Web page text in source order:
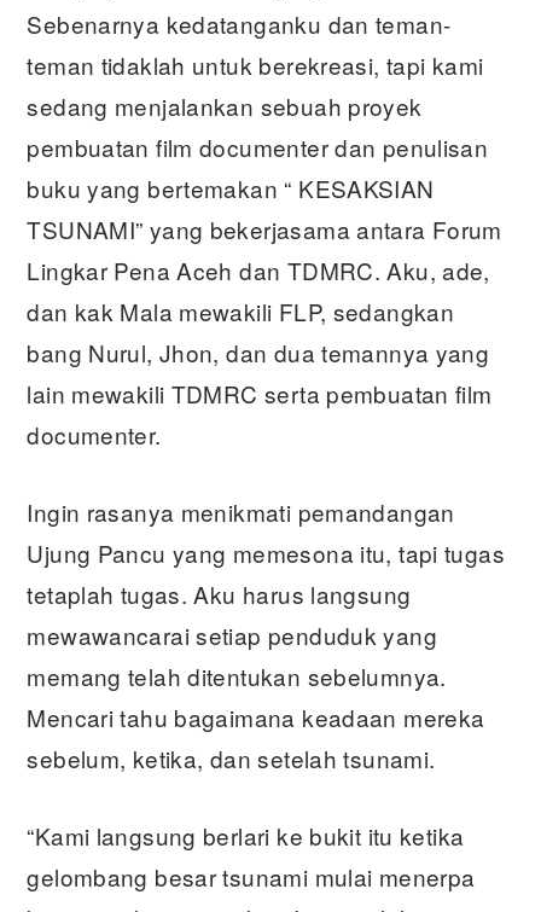
Sebenarnya kedatanganku dan teman-
teman tidaklah untuk berekreasi, tapi kami
sedang menjalankan sebuah proyek
pembuatan film documenter dan penulisan
buku yang bertemakan “ KESAKSIAN
TSUNAMI” yang bekerjasama antara Forum
Lingkar Pena Aceh dan TDMRC. Aku, ade,
dan kak Mala mewakili FLP, sedangkan
bang Nurul, Jhon, dan dua temannya yang
lain mewakili TDMRC serta pembuatan film
documenter.
Ingin rasanya menikmati pemandangan
Ujung Pancu yang memesona itu, tapi tugas
tetaplah tugas. Aku harus langsung
mewawancarai setiap penduduk yang
memang telah ditentukan sebelumnya.
Mencari tahu bagaimana keadaan mereka
sebelum, ketika, dan setelah tsunami.
“Kami langsung berlari ke bukit itu ketika
gelombang besar tsunami mulai menerpa